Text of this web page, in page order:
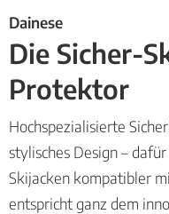
Dainese
Die Sicher-
Protektor
Hochspezialisierte
stylisches Design –
Skijacken kompatibler
entspricht ganz dem